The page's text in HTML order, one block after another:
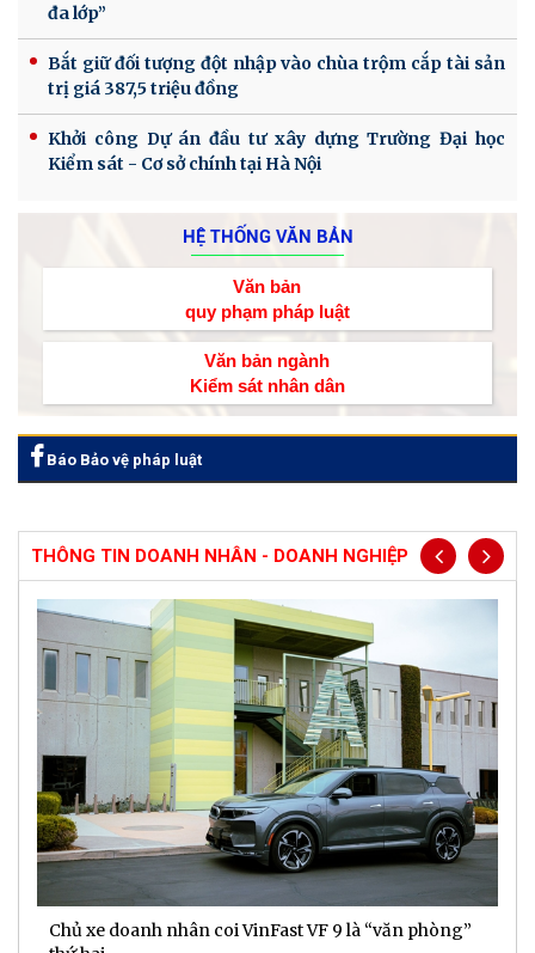
đa lớp”
Bắt giữ đối tượng đột nhập vào chùa trộm cắp tài sản
trị giá 387,5 triệu đồng
Khởi công Dự án đầu tư xây dựng Trường Đại học
Kiểm sát - Cơ sở chính tại Hà Nội
HỆ THỐNG VĂN BẢN
Văn bản
quy phạm pháp luật
Văn bản ngành
Kiểm sát nhân dân
Báo Bảo vệ pháp luật
THÔNG TIN DOANH NHÂN - DOANH NGHIỆP
Chủ xe doanh nhân coi VinFast VF 9 là “văn phòng”